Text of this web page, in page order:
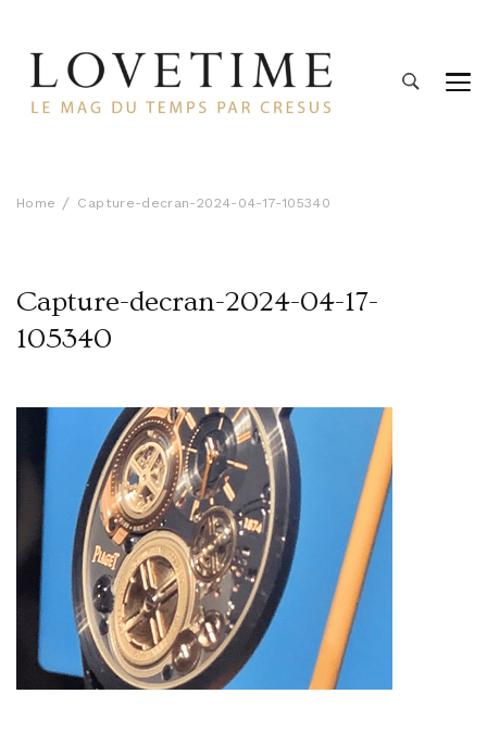
Home Capture-decran-2024-04-17-105340
Capture-decran-2024-04-17-
105340